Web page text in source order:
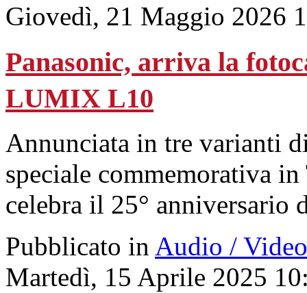
Giovedì, 21 Maggio 2026
Panasonic, arriva la
LUMIX L10
Annunciata in tre varianti
speciale commemorativa
celebra il 25° anniversario
Pubblicato in Audio / Video
Martedì, 15 Aprile 2025